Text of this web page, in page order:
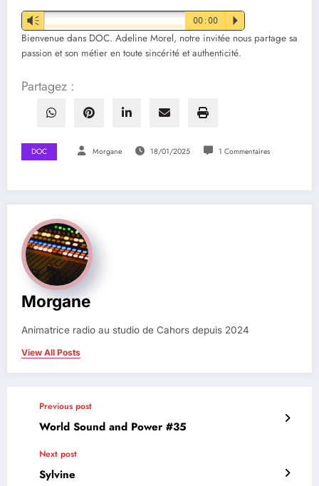
Vm 00:00 P
Bienvenue dans DOC. Adeline Morel, notre invitée nous partage sa
passion et son métier en toute sincérité et authenticité.
Partagez :
DOC Morgane 18/01/2025 1 Commentaires
Morgane
Animatrice radio au studio de Cahors depuis 2024
View All Posts
Previous post
World Sound and Power #35
Next post
Sylvine